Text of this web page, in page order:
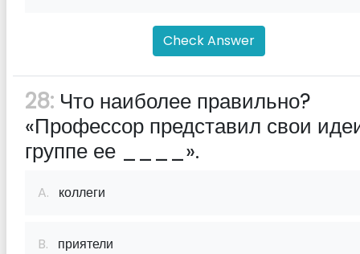
Check Answer
28: Что наиболее правильно?
«Профессор представил свои
группе ее ____».
A. коллеги
B. приятели